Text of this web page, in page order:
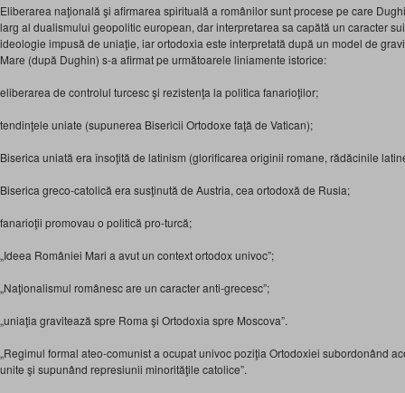
Eliberarea naţională şi afirmarea spirituală a românilor sunt procese pe care
larg al dualismului geopolitic european, dar interpretarea sa capătă un caracter
ideologie impusă de uniaţie, iar ortodoxia este interpretată după un model de
Mare (după Dughin) s-a afirmat pe următoarele liniamente istorice:
eliberarea de controlul turcesc şi rezistenţa la politica fanarioţilor;
tendinţele uniate (supunerea Bisericii Ortodoxe faţă de Vatican);
Biserica uniată era însoţită de latinism (glorificarea originii romane, rădăcinile
Biserica greco-catolică era susţinută de Austria, cea ortodoxă de Rusia;
fanarioţii promovau o politică pro-turcă;
„Ideea României Mari a avut un context ortodox univoc”;
„Naţionalismul românesc are un caracter anti-grecesc”;
„uniaţia gravitează spre Roma şi Ortodoxia spre Moscova”.
„Regimul formal ateo-comunist a ocupat univoc poziţia Ortodoxiei subordonând
unite şi supunând represiunii minorităţile catolice”.